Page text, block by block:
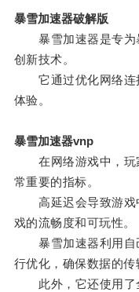
暴雪加速器破解版
暴雪加速器是专为
创新技术。
它通过优化网络连
体验。
暴雪加速器vnp
在网络游戏中，玩
常重要的指标。
高延迟会导致游戏
戏的流畅度和可玩性。
暴雪加速器利用自
行优化，确保数据的传
此外，它还使用了